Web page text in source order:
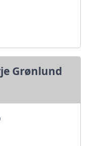
Grønlund